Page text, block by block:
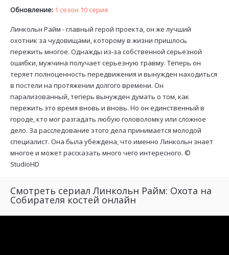
Обновление: 1 сезон 10 серия
Линкольн Райм - главный герой проекта, он же лучший
охотник за чудовищами, которому в жизни пришлось
пережить многое. Однажды из-за собственной серьезной
ошибки, мужчина получает серьезную травму. Теперь он
теряет полноценность передвижения и вынужден находиться
в постели на протяжении долгого времени. Он
парализованный, теперь вынужден думать о том, как
пережить это время вновь и вновь. Но он единственный в
городе, кто мог разгадать любую головоломку или сложное
дело. За расследование этого дела принимается молодой
специалист. Она была убеждена, что именно Линкольн знает
многое и может рассказать много чего интересного. ©
StudioHD
Смотреть сериал Линкольн Райм: Охота на
Собирателя костей онлайн